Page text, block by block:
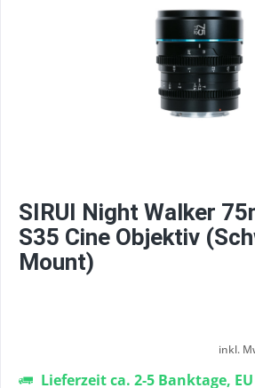
SIRUI Night Walker
S35 Cine Objektiv
Mount)
inkl.
Lieferzeit ca. 2-5 Banktage,